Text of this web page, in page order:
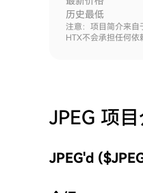
历史最低
注意：项目简介来自
HTX不会承担任何依
JPEG 项
JPEG'd